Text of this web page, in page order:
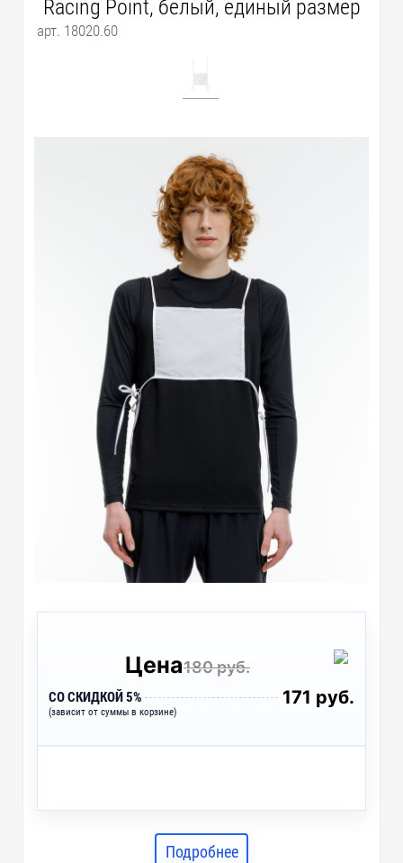
Racing Point, белый, единый размер
арт. 18020.60
Цена180 руб.
СО СКИДКОЙ 5%
(зависит от суммы в корзине)
171 руб.
Подробнее